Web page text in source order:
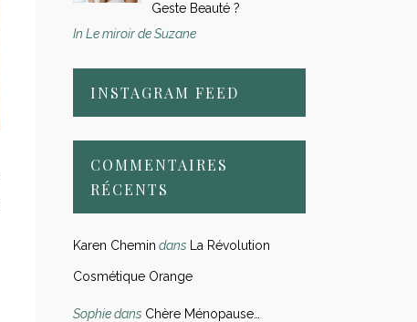
Geste Beauté ?
In Le miroir de Suzane
INSTAGRAM FEED
COMMENTAIRES
RÉCENTS
Karen Chemin dans La Révolution
Cosmétique Orange
Sophiedans Chère Ménopause…